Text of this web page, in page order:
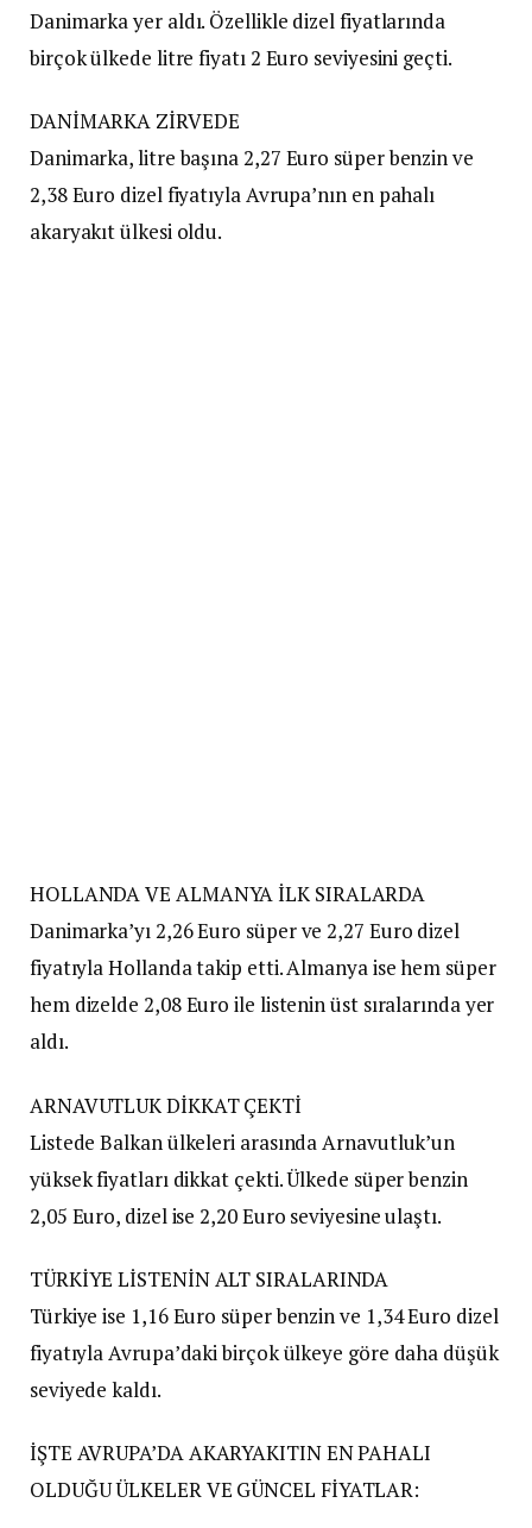
Danimarka yer aldı. Özellikle dizel fiyatlarında
birçok ülkede litre fiyatı 2 Euro seviyesini geçti.
DANİMARKA ZİRVEDE
Danimarka, litre başına 2,27 Euro süper benzin ve
2,38 Euro dizel fiyatıyla Avrupa’nın en pahalı
akaryakıt ülkesi oldu.
HOLLANDA VE ALMANYA İLK SIRALARDA
Danimarka’yı 2,26 Euro süper ve 2,27 Euro dizel
fiyatıyla Hollanda takip etti. Almanya ise hem süper
hem dizelde 2,08 Euro ile listenin üst sıralarında yer
aldı.
ARNAVUTLUK DİKKAT ÇEKTİ
Listede Balkan ülkeleri arasında Arnavutluk’un
yüksek fiyatları dikkat çekti. Ülkede süper benzin
2,05 Euro, dizel ise 2,20 Euro seviyesine ulaştı.
TÜRKİYE LİSTENİN ALT SIRALARINDA
Türkiye ise 1,16 Euro süper benzin ve 1,34 Euro dizel
fiyatıyla Avrupa’daki birçok ülkeye göre daha düşük
seviyede kaldı.
İŞTE AVRUPA’DA AKARYAKITIN EN PAHALI
OLDUĞU ÜLKELER VE GÜNCEL FİYATLAR: